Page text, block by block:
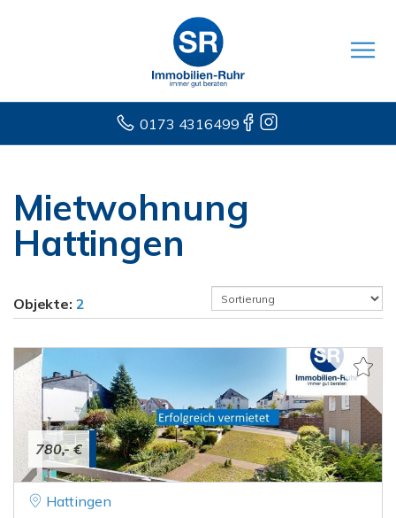
0173 4316499
Mietwohnung
Hattingen
Objekte: 2
780,- €
Hattingen